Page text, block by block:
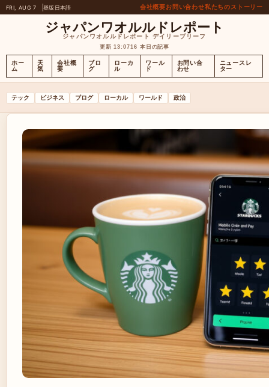
FRI, AUG 7 昼版 日本語 会社概要お問い合わせ私たちのストーリー
ジャパンワオルルドレポート
ジャパンワオルルドレポート デイリーブリーフ
更新 13:0716 本日の記事
ホー
ム
天
気
会社概
要
ブロ
グ
ローカ
ル
ワール
ド
お問い合
わせ
ニュースレ
ター
テック ビジネス ブログ ローカル ワールド 政治